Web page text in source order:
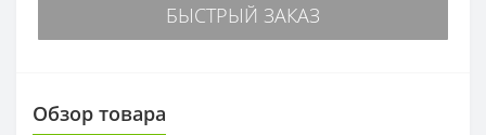
БЫСТРЫЙ ЗАКАЗ
Обзор товара